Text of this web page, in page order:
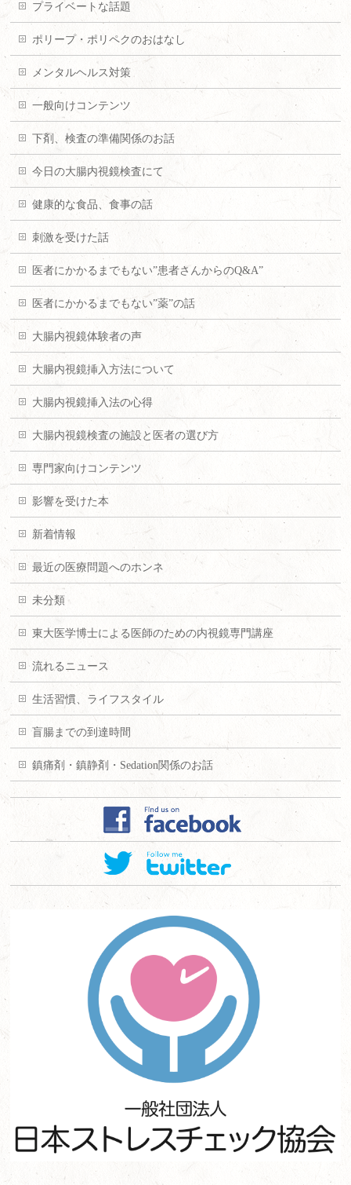
プライベートな話題
ポリープ・ポリペクのおはなし
メンタルヘルス対策
一般向けコンテンツ
下剤、検査の準備関係のお話
今日の大腸内視鏡検査にて
健康的な食品、食事の話
刺激を受けた話
医者にかかるまでもない”患者さんからのQ&A”
医者にかかるまでもない”薬”の話
大腸内視鏡体験者の声
大腸内視鏡挿入方法について
大腸内視鏡挿入法の心得
大腸内視鏡検査の施設と医者の選び方
専門家向けコンテンツ
影響を受けた本
新着情報
最近の医療問題へのホンネ
未分類
東大医学博士による医師のための内視鏡専門講座
流れるニュース
生活習慣、ライフスタイル
盲腸までの到達時間
鎮痛剤・鎮静剤・Sedation関係のお話